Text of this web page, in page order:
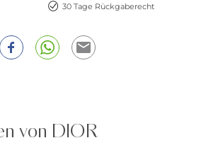
30 Tage Rückgaberecht
von DIOR